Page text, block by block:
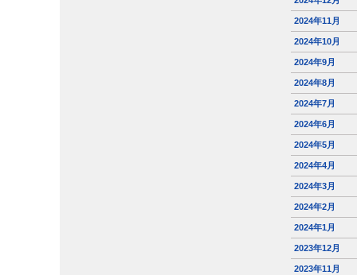
2024年11月
2024年10月
2024年9月
2024年8月
2024年7月
2024年6月
2024年5月
2024年4月
2024年3月
2024年2月
2024年1月
2023年12月
2023年11月